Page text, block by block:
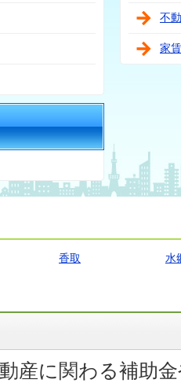
不
家
香取
水
産に関わる補助